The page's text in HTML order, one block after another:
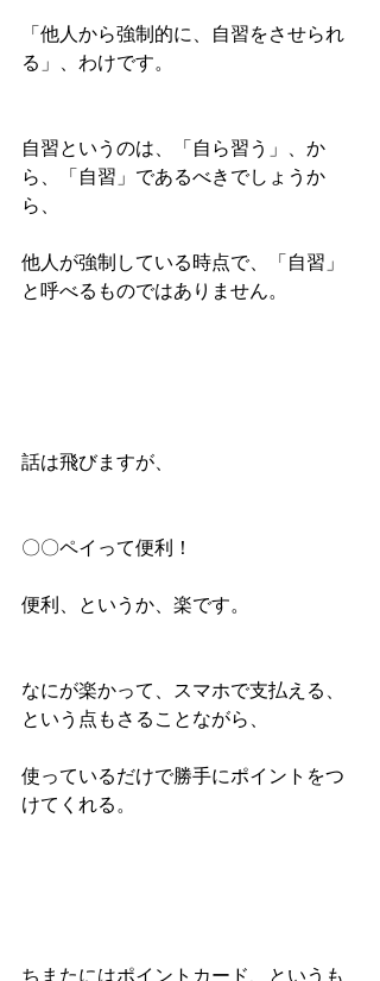
「他人から強制的に、自習をさせられ
る」、わけです。
自習というのは、「自ら習う」、か
ら、「自習」であるべきでしょうか
ら、
他人が強制している時点で、「自習」
と呼べるものではありません。
話は飛びますが、
〇〇ペイって便利！
便利、というか、楽です。
なにが楽かって、スマホで支払える、
という点もさることながら、
使っているだけで勝手にポイントをつ
けてくれる。
ちまたにはポイントカード、というも